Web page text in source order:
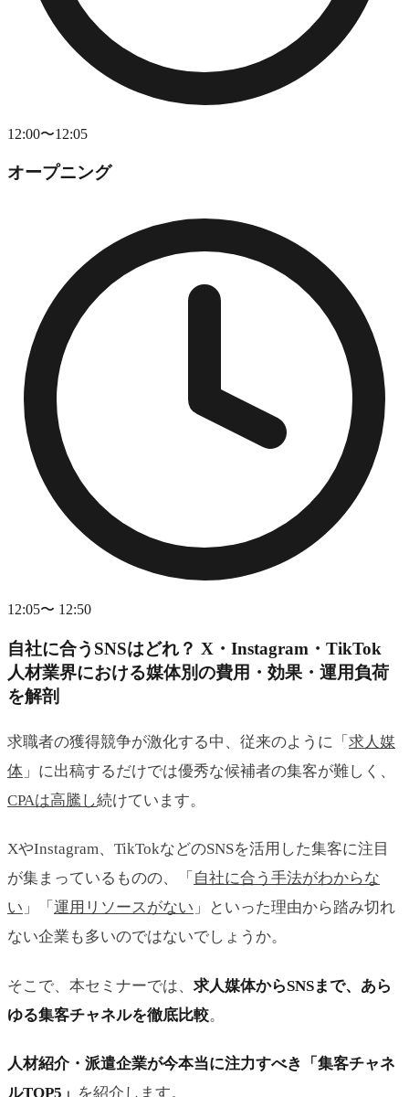
12:00〜12:05
オープニング
12:05〜 12:50
自社に合うSNSはどれ？ X・Instagram・TikTok
人材業界における媒体別の費用・効果・運用負荷
を解剖
求職者の獲得競争が激化する中、従来のように「 求人媒
体 」に出稿するだけでは優秀な候補者の集客が難しく、
CPAは高騰し続けています。
XやInstagram、TikTokなどのSNSを活用した集客に注目
が集まっているものの、「 自社に合う手法がわからな
い 」「 運用リソースがない 」といった理由から踏み切れ
ない企業も多いのではないでしょうか。
そこで、本セミナーでは、 求人媒体からSNSまで、あら
ゆる集客チャネルを徹底比較。
人材紹介・派遣企業が今本当に注力すべき「集客チャネ
ルTOP5」 を紹介します。